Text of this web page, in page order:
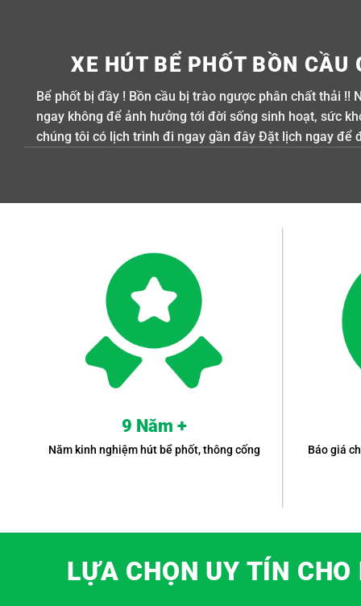
XE HÚT BỂ PHỐT BỒN
Bể phốt bị đầy ! Bồn cầu bị trào ngược phân chất thải
ngay không để ảnh hưởng tới đời sống sinh hoạt, sức
chúng tôi có lịch trình đi ngay gần đây Đặt lịch ngay để
9 Năm +
Năm kinh nghiệm hút bể phốt, thông cống Báo giá
LỰA CHỌN UY TÍN